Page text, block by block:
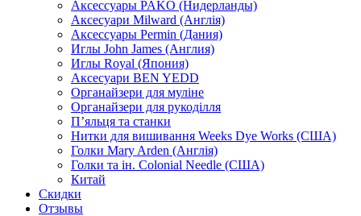
Аксессуары PAKO (Нидерланды)
Аксесуари Milward (Англія)
Аксессуары Permin (Дания)
Иглы John James (Англия)
Иглы Royal (Япония)
Аксесуари BEN YEDD
Органайзери для муліне
Органайзери для рукоділля
П’яльця та станки
Нитки для вишивання Weeks Dye Works (США)
Голки Mary Arden (Англія)
Голки та ін. Colonial Needle (США)
Китай
Скидки
Отзывы